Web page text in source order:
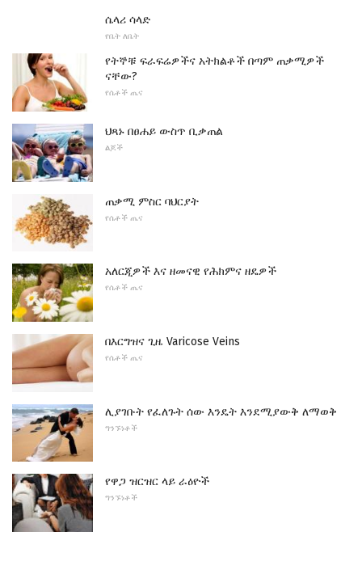
ሴላሪ ሳላድ
የቤት ለቤት
የትኞቹ ፍራፍሬዎችና አትክልቶች በጣም ጠቃሚዎች
ናቸው?
የሴቶች ጤና
ህጻኑ በፀሐይ ውስጥ ቢቃጠል
ልጆች
ጠቃሚ ምስር ባህርያት
የሴቶች ጤና
አለርጂዎች እና ዘመናዊ የሕክምና ዘዴዎች
የሴቶች ጤና
በእርግዝና ጊዜ Varicose Veins
የሴቶች ጤና
ሊያገቡት የፈለጉት ሰው እንዴት እንደሚያውቅ ለማወቅ
ግንኙነቶች
የዋጋ ዝርዝር ላይ ራዕዮች
ግንኙነቶች